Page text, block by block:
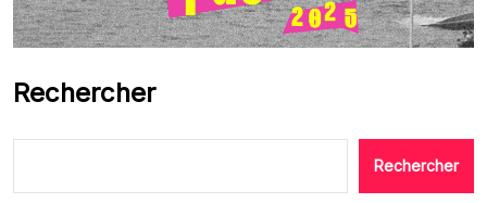
Rechercher
Rechercher